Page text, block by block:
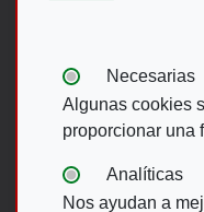
Tipos de cookies:
Necesarias
Algunas cookies
proporcionar una
Analíticas
Nos ayudan a
Menú del pie